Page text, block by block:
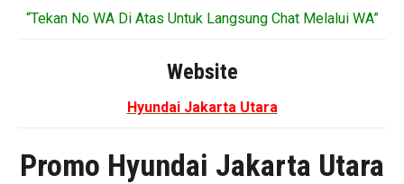
“Tekan No WA Di Atas Untuk Langsung Chat Melalui WA”
Website
Hyundai Jakarta Utara
Promo Hyundai Jakarta Utara